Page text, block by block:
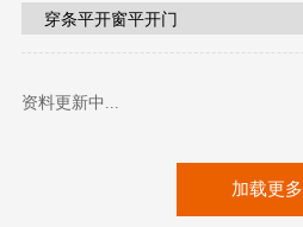
资料更新中...
加载更多